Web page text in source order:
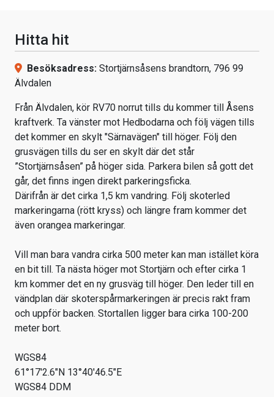
Hitta hit
Besöksadress: Stortjärnsåsens brandtorn, 796 99
Älvdalen
Från Älvdalen, kör RV70 norrut tills du kommer till Åsens
kraftverk. Ta vänster mot Hedbodarna och följ vägen tills
det kommer en skylt "Särnavägen" till höger. Följ den
grusvägen tills du ser en skylt där det står
”Stortjärnsåsen” på höger sida. Parkera bilen så gott det
går, det finns ingen direkt parkeringsficka.
Därifrån är det cirka 1,5 km vandring. Följ skoterled
markeringarna (rött kryss) och längre fram kommer det
även orangea markeringar.
Vill man bara vandra cirka 500 meter kan man istället köra
en bit till. Ta nästa höger mot Stortjärn och efter cirka 1
km kommer det en ny grusväg till höger. Den leder till en
vändplan där skoterspårmarkeringen är precis rakt fram
och uppför backen. Stortallen ligger bara cirka 100-200
meter bort.
WGS84
61°17'2.6"N 13°40'46.5"E
WGS84 DDM